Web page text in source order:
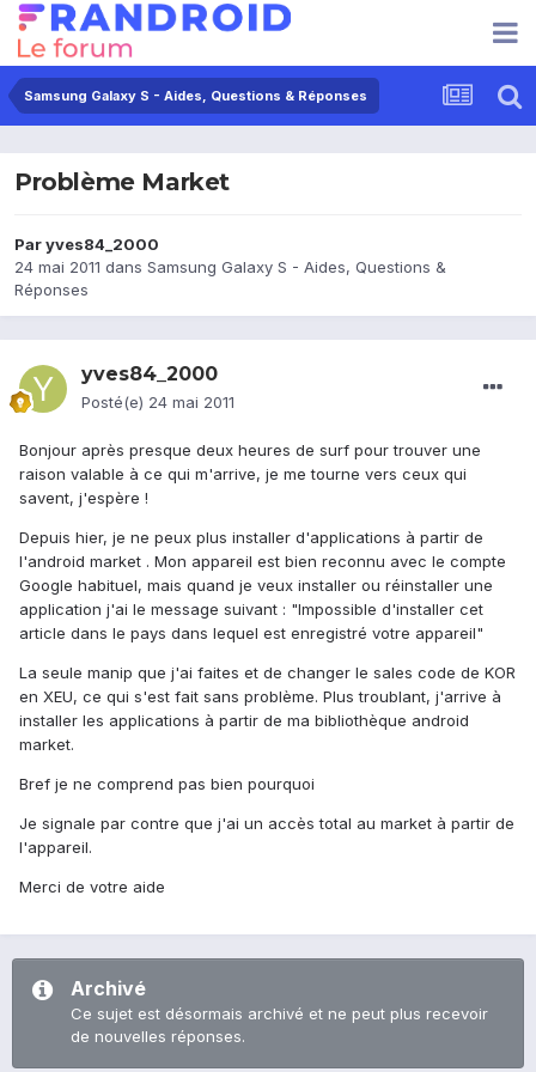
Samsung Galaxy S - Aides, Questions & Réponses
Problème Market
Paryves84_2000
24 mai 2011 dans Samsung Galaxy S - Aides, Questions &
Réponses
yves84_2000
Posté(e) 24 mai 2011
Bonjour après presque deux heures de surf pour trouver une
raison valable à ce qui m'arrive, je me tourne vers ceux qui
savent, j'espère !
Depuis hier, je ne peux plus installer d'applications à partir de
l'android market . Mon appareil est bien reconnu avec le compte
Google habituel, mais quand je veux installer ou réinstaller une
application j'ai le message suivant : "Impossible d'installer cet
article dans le pays dans lequel est enregistré votre appareil"
La seule manip que j'ai faites et de changer le sales code de KOR
en XEU, ce qui s'est fait sans problème. Plus troublant, j'arrive à
installer les applications à partir de ma bibliothèque android
market.
Bref je ne comprend pas bien pourquoi
Je signale par contre que j'ai un accès total au market à partir de
l'appareil.
Merci de votre aide
Archivé
Ce sujet est désormais archivé et ne peut plus recevoir
de nouvelles réponses.